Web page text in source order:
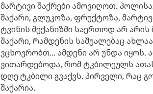
მარტივი შაქრები ამოვიღოთ.
შაქარი, გლუკოზა, ფრუქტოზა,
ტვინის მექანიზმი საერთოდ არ
შაქარი, რამდენის საშუალებაც
ვცხოვრობთ... ამდენი არ უნდა იყოს.
ვითარდებოდა, რომ ტკბილეულს
დღე ტკბილი გვაქვს. პირველი, რაც
შაქარია.